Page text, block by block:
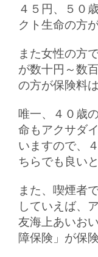
４５円、５０
クト生命の方
また女性の方
が数十円～数
の方が保険料
唯一、４０歳
命もアクサダ
いますので、
ちらでも良い
また、喫煙者
していえば、
友海上あいお
障保険」が保